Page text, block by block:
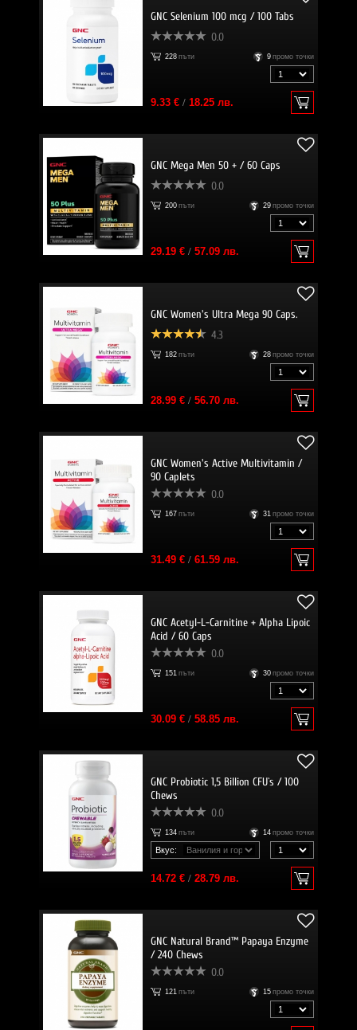
GNC Selenium 100 mcg / 100 Tabs
0.0
228 пъти 9 промо точки
9.33 €/ 18.25 лв.
GNC Mega Men 50 + / 60 Caps
0.0
200 пъти 29 промо точки
29.19 €/ 57.09 лв.
GNC Women's Ultra Mega 90 Caps.
4.3
182 пъти 28 промо точки
28.99 €/ 56.70 лв.
GNC Women's Active Multivitamin /
90 Caplets
0.0
167 пъти 31 промо точки
31.49 €/ 61.59 лв.
GNC Acetyl-L-Carnitine + Alpha Lipoic
Acid / 60 Caps
0.0
151 пъти 30 промо точки
30.09 €/ 58.85 лв.
GNC Probiotic 1,5 Billion CFU`s / 100
Chews
0.0
134 пъти 14 промо точки
Вкус:
14.72 €/ 28.79 лв.
GNC Natural Brand™ Papaya Enzyme
/ 240 Chews
0.0
121 пъти 15 промо точки